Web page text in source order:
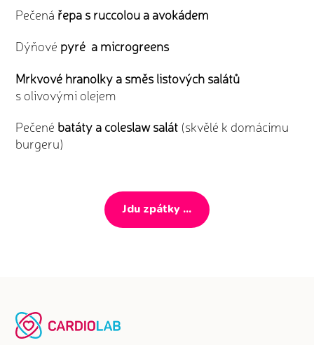
Pečená řepa s ruccolou a avokádem
Dýňové pyré a microgreens
Mrkvové hranolky a směs listových salátů
s olivovými olejem
Pečené batáty a coleslaw salát (skvělé k domácímu
burgeru)
Jdu zpátky ...